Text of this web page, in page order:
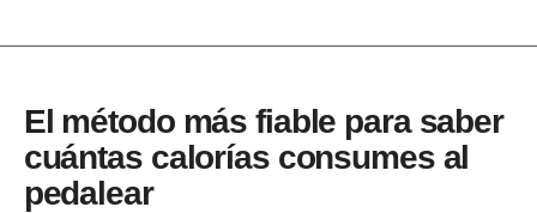
El método más fiable para saber
cuántas calorías consumes al
pedalear